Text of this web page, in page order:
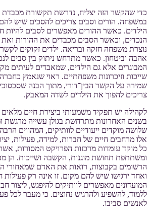
כדי שהקשר הזה יצליח, נדרשת תקשורת מכבדת
במשפחה. הורים וסבים צריכים להסכים שיש
הילדים. כאשר ההורים מאפשרים לסבים להיות
הנכדים, וכאשר הסבים מכבדים את ההורות ואת
נוצרת משפחה חזקה ובריאה. ילדים זקוקים
אהבה וביטחון. כאשר מתרחש ניתוק בין סבים
המבוגרים אלא גם הילדים, שמאבדים לעיתים
שייכות וזיכרונות משפחתיים. ראוי שנאמץ
שמירה על הקשר הבין־דורי, מתוך הבנה
צריכים להפוך את הילדים לשדה המאבק.
לקהילה יש תפקיד משמעותי ביצירת חיים מלאים
בשנים האחרונות מתרחשת בגולן עשייה מרגשת
שלושה מוקדים ייעודיים לוותיקים, המהווים
אלו מרחבים חיים של חברות, למידה, פעילות,
כל מוקד עומדות מרכזות הפרויקט המסורות,
ומשתתפת תחושת מוגנות, הקשבה ושייכות. הן
הרשומים בקבוצות, רואות את האדם שמאחורי
ואחד ירגישו שיש להם מקום. זו אינה רק פעילות
המועדונים מאפשרים לוותיקים להיפגש, ליצור
ללמוד, להשפיע ולהרגיש נחוצים. כי מעבר לכל
לאנשים סביבו.